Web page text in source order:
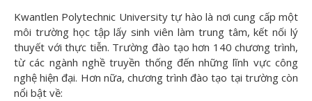
Kwantlen Polytechnic University tự hào là nơi cung cấp một
môi trường học tập lấy sinh viên làm trung tâm, kết nối lý
thuyết với thực tiễn. Trường đào tạo hơn 140 chương trình,
từ các ngành nghề truyền thống đến những lĩnh vực công
nghệ hiện đại. Hơn nữa, chương trình đào tạo tại trường còn
nổi bật về: